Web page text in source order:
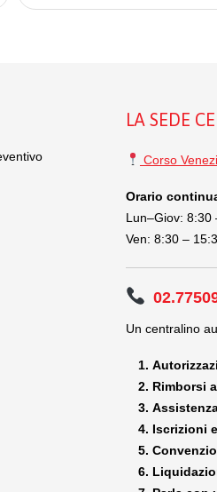
LA SEDE
Corso
Orario
Lun–Giov: 8:30
Ven: 8:30 –
Un centralino
Rimborsi
Iscrizioni